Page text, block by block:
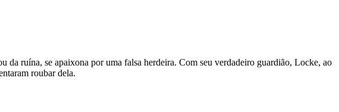
ruína, se apaixona por uma falsa herdeira. Com seu verdadeiro guardião, Locke, ao
roubar dela.